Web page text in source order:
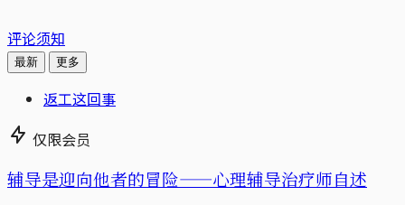
评论须知
最新 更多
返工这回事
仅限会员
辅导是迎向他者的冒险——心理辅导治疗师自述